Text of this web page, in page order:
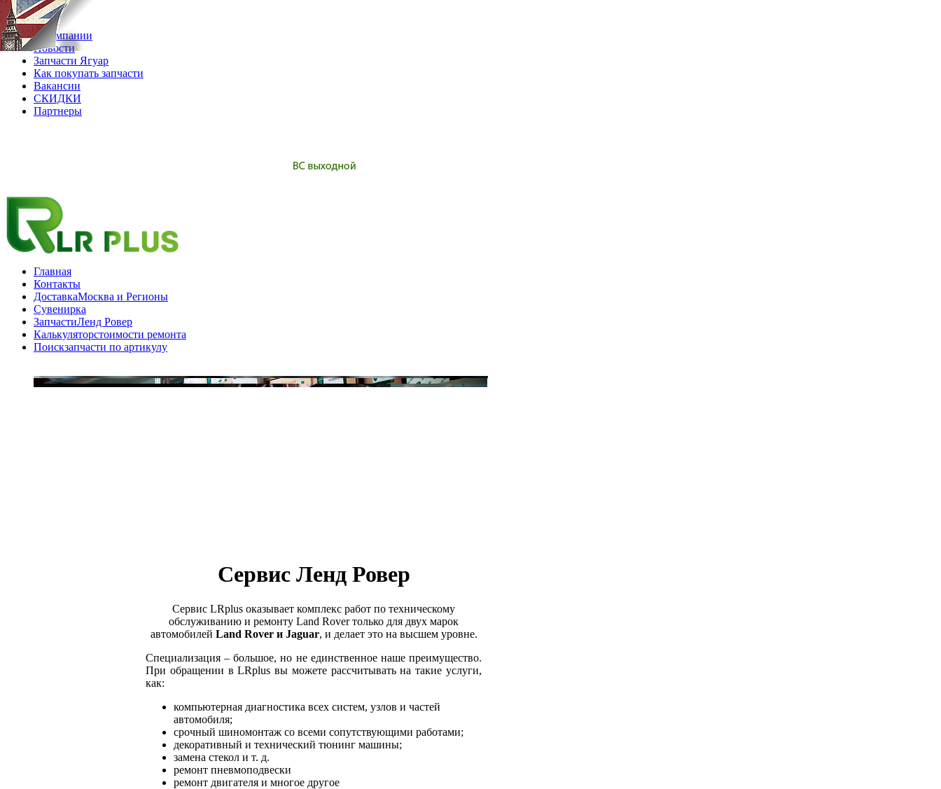
07.08.2026
О компании
Новости
Запчасти Ягуар
Как покупать запчасти
Вакансии
СКИДКИ
Партнеры
Главная
Контакты
ДоставкаМосква и Регионы
Сувенирка
ЗапчастиЛенд Ровер
Калькуляторстоимости ремонта
Поискзапчасти по артикулу
Сервис Ленд Ровер
Сервис LRplus оказывает комплекс работ по техническому
обслуживанию и ремонту Land Rover только для двух марок
автомобилей Land Rover и Jaguar, и делает это на высшем уровне.
Специализация – большое, но не единственное наше преимущество.
При обращении в LRplus вы можете рассчитывать на такие услуги,
как:
компьютерная диагностика всех систем, узлов и частей
автомобиля;
срочный шиномонтаж со всеми сопутствующими работами;
декоративный и технический тюнинг машины;
замена стекол и т. д.
ремонт пневмоподвески
ремонт двигателя и многое другое